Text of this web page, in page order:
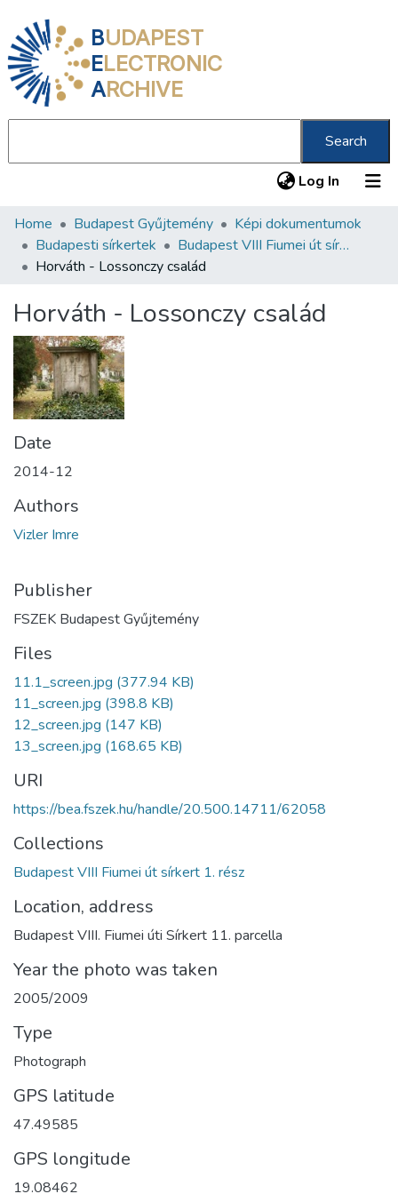
BUDAPEST
ELECTRONIC
ARCHIVE
Search
Log In (current)
Communities & Collections
All of DSpace
About us
Home Budapest Gyűjtemény
Képi dokumentumok
Budapesti sírkertek
Budapest VIII Fiumei út sírkert 1. rész
Horváth - Lossonczy család
Horváth - Lossonczy család
Date
2014-12
Authors
Vizler Imre
Publisher
FSZEK Budapest Gyűjtemény
Files
11.1_screen.jpg (377.94 KB)
11_screen.jpg (398.8 KB)
12_screen.jpg (147 KB)
13_screen.jpg (168.65 KB)
URI
https://bea.fszek.hu/handle/20.500.14711/62058
Collections
Budapest VIII Fiumei út sírkert 1. rész
Location, address
Budapest VIII. Fiumei úti Sírkert 11. parcella
Year the photo was taken
2005/2009
Type
Photograph
GPS latitude
47.49585
GPS longitude
19.08462